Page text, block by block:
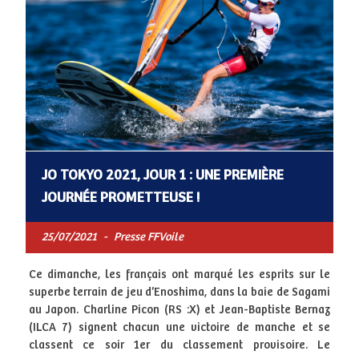
JO TOKYO 2021, JOUR 1 : UNE PREMIÈRE
JOURNÉE PROMETTEUSE !
25/07/2021 - Presse FFVoile
Ce dimanche, les français ont marqué les esprits sur le
superbe terrain de jeu d’Enoshima, dans la baie de Sagami
au Japon. Charline Picon (RS :X) et Jean-Baptiste Bernaz
(ILCA 7) signent chacun une victoire de manche et se
classent ce soir 1er du classement provisoire. Le